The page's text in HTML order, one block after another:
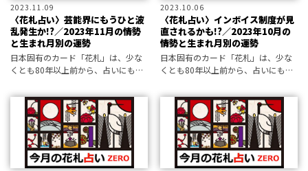
2023.11.09
〈花札占い〉芸能界にもうひと波
乱発生か!?／2023年11月の情勢
と生まれ月別の運勢
日本固有のカード「花札」は、少な
くとも80年以上前から、占いにも使
せた占い師・ZEROさんが、今月の
あなたの運勢を占います！
2023.10.06
〈花札占い〉インボイス制度が見
直されるかも!?／2023年10月の
情勢と生まれ月別の運勢
日本固有のカード「花札」は、少な
くとも80年以上前から、占いにも使
せた占い師・ZEROさんが、今月の
あなたの運勢を占います！